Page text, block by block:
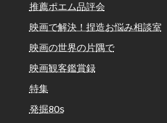
推薦ポエム品評会
映画で解決！捏造お悩み相談室
映画の世界の片隅で
映画観客鑑賞録
特集
発掘80s